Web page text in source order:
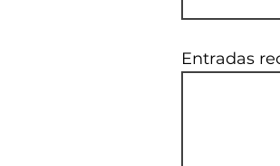
Entradas